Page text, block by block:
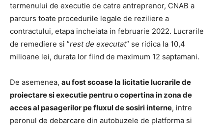
termenului de executie de catre antreprenor, CNAB a
parcurs toate procedurile legale de reziliere a
contractului, etapa incheiata in februarie 2022. Lucrarile
de remediere si ”rest de executat” se ridica la 10,4
milioane lei, durata lor fiind de maximum 12 saptamani.
De asemenea, au fost scoase la licitatie lucrarile de
proiectare si executie pentru o copertina in zona de
acces al pasagerilor pe fluxul de sosiri interne, intre
peronul de debarcare din autobuzele de platforma si